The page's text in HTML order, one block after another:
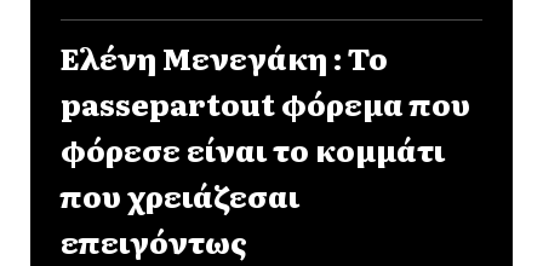
Ελένη Μενεγάκη : Το
passepartout φόρεμα που
φόρεσε είναι το κομμάτι
που χρειάζεσαι
επειγόντως